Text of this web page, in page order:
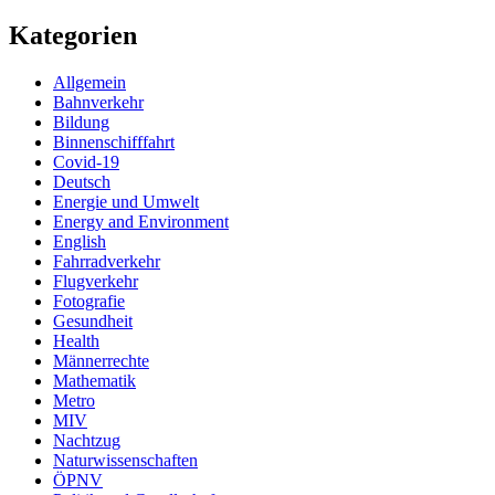
Kategorien
Allgemein
Bahnverkehr
Bildung
Binnenschifffahrt
Covid-19
Deutsch
Energie und Umwelt
Energy and Environment
English
Fahrradverkehr
Flugverkehr
Fotografie
Gesundheit
Health
Männerrechte
Mathematik
Metro
MIV
Nachtzug
Naturwissenschaften
ÖPNV